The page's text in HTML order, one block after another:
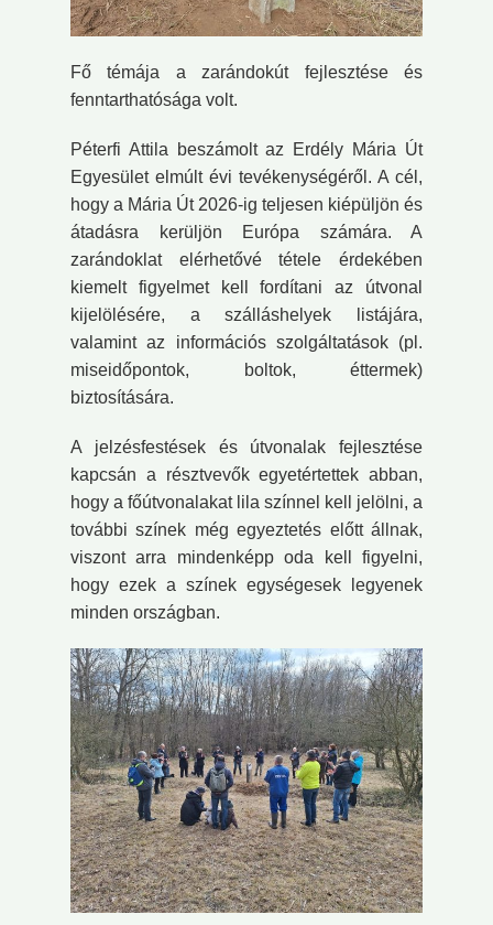
Fő témája a zarándokút fejlesztése és
fenntarthatósága volt.
Péterfi Attila beszámolt az Erdély Mária Út
Egyesület elmúlt évi tevékenységéről. A cél,
hogy a Mária Út 2026-ig teljesen kiépüljön és
átadásra kerüljön Európa számára. A
zarándoklat elérhetővé tétele érdekében
kiemelt figyelmet kell fordítani az útvonal
kijelölésére, a szálláshelyek listájára,
valamint az információs szolgáltatások (pl.
miseidőpontok, boltok, éttermek)
biztosítására.
A jelzésfestések és útvonalak fejlesztése
kapcsán a résztvevők egyetértettek abban,
hogy a főútvonalakat lila színnel kell jelölni, a
további színek még egyeztetés előtt állnak,
viszont arra mindenképp oda kell figyelni,
hogy ezek a színek egységesek legyenek
minden országban.